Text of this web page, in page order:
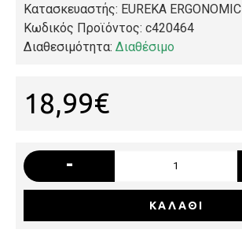
Κατασκευαστής: EUREKA ERGONOMIC
Κωδικός Προϊόντος: c420464
Διαθεσιμότητα: Διαθέσιμο
18,99€
-
ΚΑΛΆΘΙ